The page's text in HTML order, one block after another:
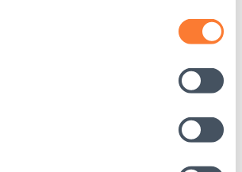
om hållbar utveckling